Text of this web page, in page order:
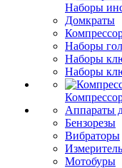
Наборы
Домкраты
Наборы
Наборы
Наборы
Аппараты
Бензорезы
Вибраторы
Мотобуры